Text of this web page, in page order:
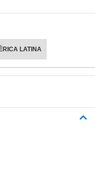
LATINA